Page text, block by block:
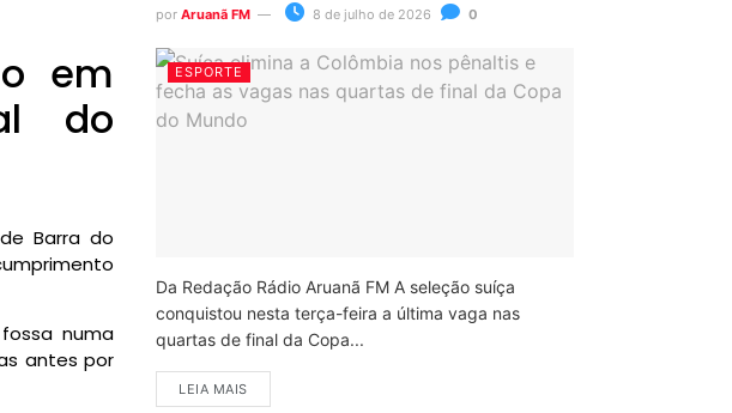
em
do
Barra do
numa
antes por
por Aruanã FM 8 de julho de 2026 0
ESPORTE
Da Redação Rádio Aruanã FM A seleção suíça
conquistou nesta terça-feira a última vaga nas
quartas de final da Copa...
LEIA MAIS